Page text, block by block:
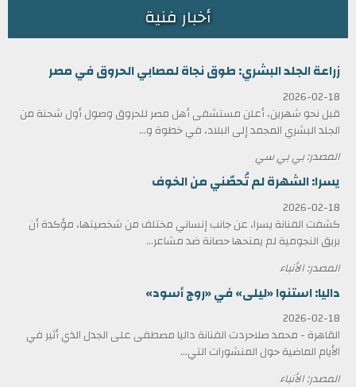
أخبار فنية
زراعة الجلد البشري: طوق نجاة لمصابي الحروق في مصر
2026-02-18
قبل نحو شهرين، أعلن مستشفى أهل مصر للحروق وصول أول شحنة من
الجلد البشري المجمد إلى البلاد، في خطوة و...
المصدر: بي بي سي
يسرا: الشهرة لم تُحصّني من الخوف
2026-02-18
كشفت الفنانة يسرا، عن جانب إنساني مختلف من شخصيتها، مؤكدة أن
بريق النجومية لم يمنحها حصانة ضد مشاعر...
المصدر: الأنباء
داليا: استنوا «ليلى» في «روج أسود»
2026-02-18
القاهرة - محمد صلاحردت الفنانة داليا مصطفى على الجدل الذي أثير في
الأيام الماضية حول المنشورات التي...
المصدر: الأنباء